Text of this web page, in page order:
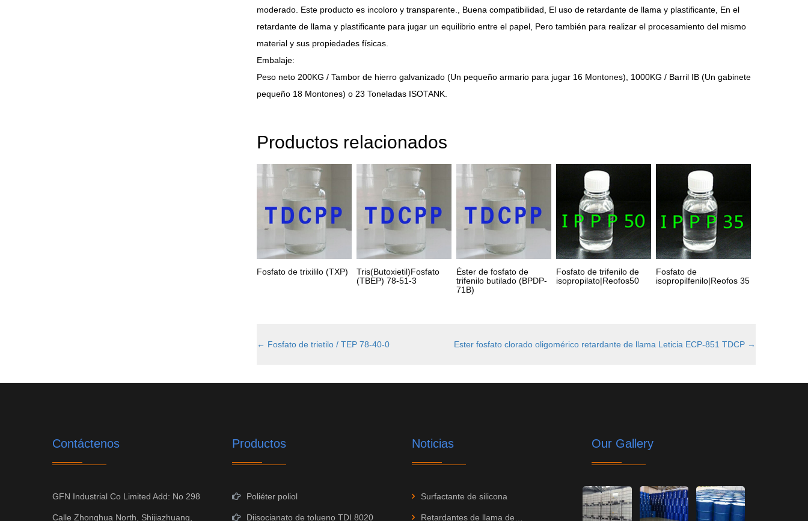
moderado. Este producto es incoloro y transparente., Buena compatibilidad, El uso de retardante de llama y plastificante, En el
retardante de llama y plastificante para jugar un equilibrio entre el papel, Pero también para realizar el procesamiento del mismo
material y sus propiedades físicas.
Embalaje:
Peso neto 200KG / Tambor de hierro galvanizado (Un pequeño armario para jugar 16 Montones), 1000KG / Barril IB (Un gabinete
pequeño 18 Montones) o 23 Toneladas ISOTANK.
Productos relacionados
Fosfato de trixililo (TXP)
Tris(Butoxietil)Fosfato
(TBEP) 78-51-3
Éster de fosfato de
trifenilo butilado (BPDP-
71B)
Fosfato de trifenilo de
isopropilato|Reofos50
Fosfato de
isopropilfenilo|Reofos 35
← Fosfato de trietilo / TEP 78-40-0 Ester fosfato clorado oligomérico retardante de llama Leticia ECP-851 TDCP →
Contáctenos
GFN Industrial Co Limited Add: No 298
Calle Zhonghua North, Shijiazhuang,
Productos
Poliéter poliol
Diisocianato de tolueno TDI 8020
Noticias
Surfactante de silicona
Retardantes de llama de
Our Gallery